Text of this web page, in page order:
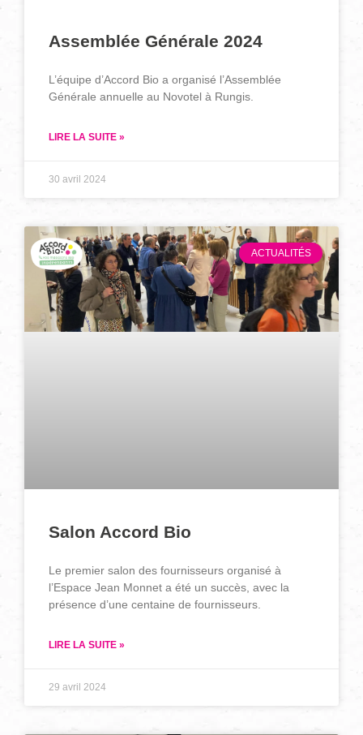
Assemblée Générale 2024
L’équipe d’Accord Bio a organisé l’Assemblée
Générale annuelle au Novotel à Rungis.
LIRE LA SUITE »
30 avril 2024
ACTUALITÉS
Salon Accord Bio
Le premier salon des fournisseurs organisé à
l’Espace Jean Monnet a été un succès, avec la
présence d’une centaine de fournisseurs.
LIRE LA SUITE »
29 avril 2024